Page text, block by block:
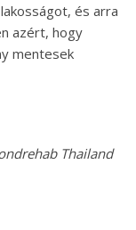
és arra
azért, hogy
mentesek
Thailand